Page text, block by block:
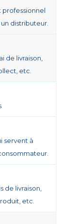
professionnel
distributeur.
de livraison,
etc.
servent à
de livraison,
etc.